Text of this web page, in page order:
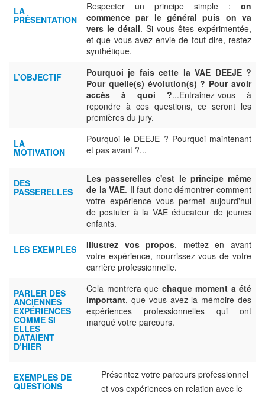
LA
PRÉSENTATION
Respecter un principe simple : on
commence par le général puis on va
vers le détail. Si vous êtes expérimentée,
et que vous avez envie de tout dire, restez
synthétique.
L’OBJECTIF
Pourquoi je fais cette la VAE DEEJE ?
Pour quelle(s) évolution(s) ? Pour avoir
accès à quoi ?...Entrainez-vous à
repondre à ces questions, ce seront les
premières du jury.
LA
MOTIVATION
Pourquoi le DEEJE ? Pourquoi maintenant
et pas avant ?...
DES
PASSERELLES
Les passerelles c'est le principe même
de la VAE. Il faut donc démontrer comment
votre expérience vous permet aujourd'hui
de postuler à la VAE éducateur de jeunes
enfants.
LES EXEMPLES Illustrez vos propos, mettez en avant
votre expérience, nourrissez vous de votre
carrière professionnelle.
PARLER DES
ANCIENNES
EXPÉRIENCES
COMME SI
ELLES
DATAIENT
D’HIER
Cela montrera que chaque moment a été
important, que vous avez la mémoire des
expériences professionnelles qui ont
marqué votre parcours.
EXEMPLES DE
QUESTIONS
Présentez votre parcours professionnel
et vos expériences en relation avec le